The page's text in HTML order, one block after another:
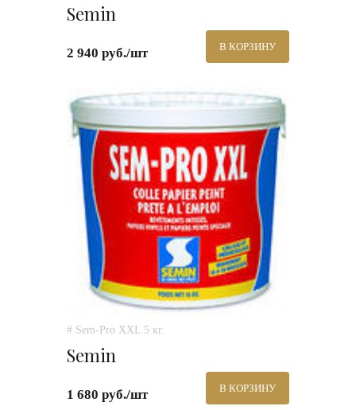
Semin
2 940 руб./шт В КОРЗИНУ
# Sem-Pro XXL 5 кг.
Semin
1 680 руб./шт В КОРЗИНУ